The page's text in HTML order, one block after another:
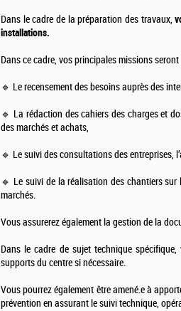
Dans le cadre de la préparation des travaux,
installations.
Dans ce cadre, vos principales missions
🔹 Le recensement des besoins auprès des
🔹 La rédaction des cahiers des charges et
des marchés et achats,
🔹 Le suivi des consultations des entreprises,
🔹 Le suivi de la réalisation des chantiers
marchés.
Vous assurerez également la gestion de la
Dans le cadre de sujet technique
supports du centre si nécessaire.
Vous pourrez également être amené.e à
prévention en assurant le suivi technique,